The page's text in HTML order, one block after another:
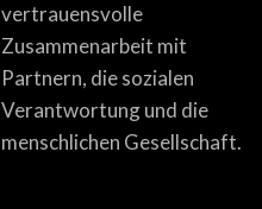
vertrauensvolle
Zusammenarbeit mit
Partnern, die sozialen
Verantwortung und die
menschlichen Gesellschaft.